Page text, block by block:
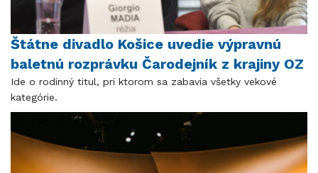
Štátne divadlo Košice uvedie výpravnú
baletnú rozprávku Čarodejník z krajiny OZ
Ide o rodinný titul, pri ktorom sa zabavia všetky vekové
kategórie.